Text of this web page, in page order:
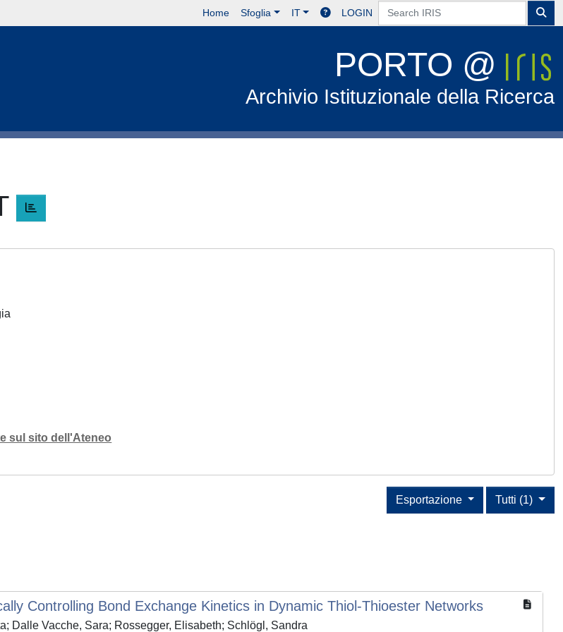
Home Sfoglia IT LOGIN
PORTO @
Archivio Istituzionale della Ricerca
sul sito dell'Ateneo
Tutti (1)
Esportazione
Controlling Bond Exchange Kinetics in Dynamic Thiol‐Thioester Networks
Dalle Vacche, Sara; Rossegger, Elisabeth; Schlögl, Sandra